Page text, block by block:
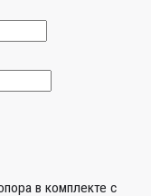
в комплекте с